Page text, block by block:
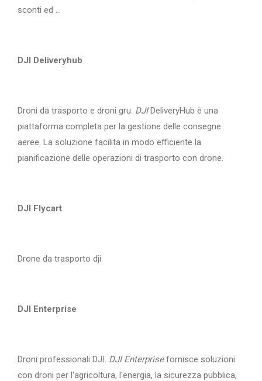
sconti ed ...
DJI Deliveryhub
Droni da trasporto e droni gru. DJIDeliveryHub è una
piattaforma completa per la gestione delle consegne
aeree. La soluzione facilita in modo efficiente la
pianificazione delle operazioni di trasporto con drone.
DJI Flycart
Drone da trasporto dji
DJI Enterprise
Droni professionali DJI. DJI Enterprisefornisce soluzioni
con droni per l'agricoltura, l'energia, la sicurezza pubblica,